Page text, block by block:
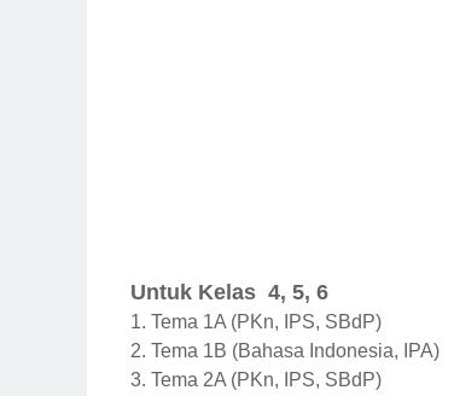
Untuk Kelas 4, 5, 6
1. Tema 1A (PKn, IPS, SBdP)
2. Tema 1B (Bahasa Indonesia, IPA)
3. Tema 2A (PKn, IPS, SBdP)